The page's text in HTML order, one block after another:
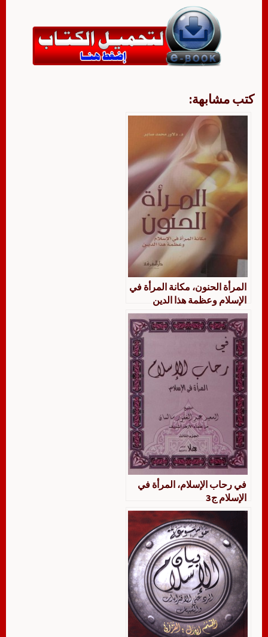
كتب مشابهة:
المرأة الحنون، مكانة المرأة في
الإسلام وعظمة هذا الدين
في رحاب الإسلام، المرأة في
الإسلام ج3